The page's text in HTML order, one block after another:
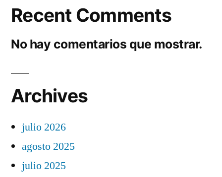
Recent Comments
No hay comentarios que mostrar.
Archives
julio 2026
agosto 2025
julio 2025